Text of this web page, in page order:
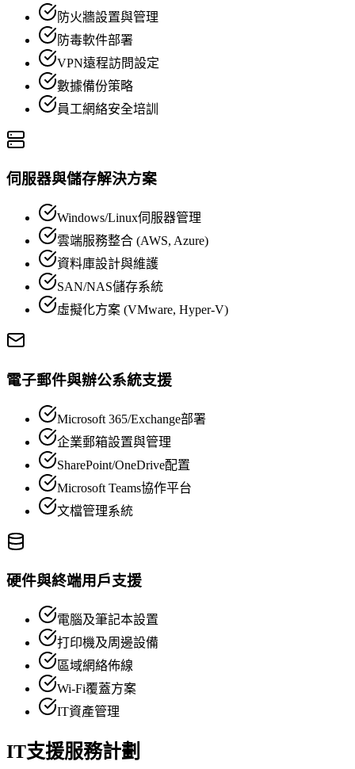
防火牆設置與管理
防毒軟件部署
VPN遠程訪問設定
數據備份策略
員工網絡安全培訓
伺服器與儲存解決方案
Windows/Linux伺服器管理
雲端服務整合 (AWS, Azure)
資料庫設計與維護
SAN/NAS儲存系統
虛擬化方案 (VMware, Hyper-V)
電子郵件與辦公系統支援
Microsoft 365/Exchange部署
企業郵箱設置與管理
SharePoint/OneDrive配置
Microsoft Teams協作平台
文檔管理系統
硬件與終端用戶支援
電腦及筆記本設置
打印機及周邊設備
區域網絡佈線
Wi-Fi覆蓋方案
IT資產管理
IT支援服務計劃